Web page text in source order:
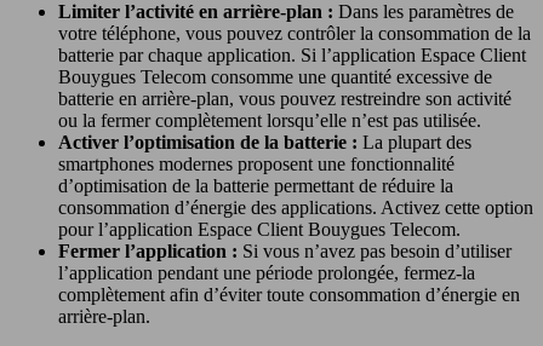
Limiter l’activité en arrière-plan : Dans les paramètres de
votre téléphone, vous pouvez contrôler la consommation de la
batterie par chaque application. Si l’application Espace Client
Bouygues Telecom consomme une quantité excessive de
batterie en arrière-plan, vous pouvez restreindre son activité
ou la fermer complètement lorsqu’elle n’est pas utilisée.
Activer l’optimisation de la batterie : La plupart des
smartphones modernes proposent une fonctionnalité
d’optimisation de la batterie permettant de réduire la
consommation d’énergie des applications. Activez cette option
pour l’application Espace Client Bouygues Telecom.
Fermer l’application : Si vous n’avez pas besoin d’utiliser
l’application pendant une période prolongée, fermez-la
complètement afin d’éviter toute consommation d’énergie en
arrière-plan.